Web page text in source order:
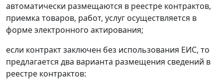
автоматически размещаются в реестре контрактов,
приемка товаров, работ, услуг осуществляется в
форме электронного актирования;
если контракт заключен без использования ЕИС, то
предлагается два варианта размещения сведений в
реестре контрактов: